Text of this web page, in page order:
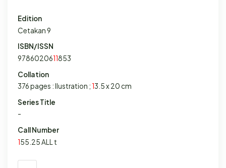
Edition
Cetakan 9
ISBN/ISSN
9786020611853
Collation
376 pages : Ilustration ; 13.5 x 20 cm
Series Title
-
Call Number
155.25 ALL t